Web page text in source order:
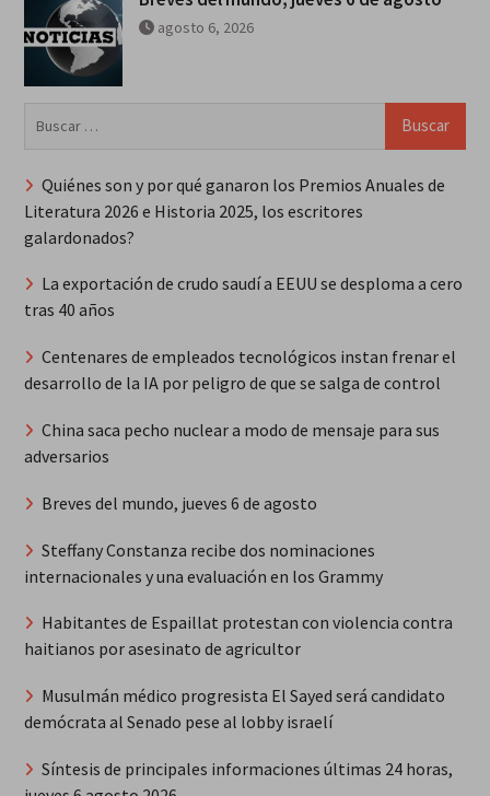
agosto 6, 2026
Quiénes son y por qué ganaron los Premios Anuales de
Literatura 2026 e Historia 2025, los escritores
galardonados?
La exportación de crudo saudí a EEUU se desploma a cero
tras 40 años
Centenares de empleados tecnológicos instan frenar el
desarrollo de la IA por peligro de que se salga de control
China saca pecho nuclear a modo de mensaje para sus
adversarios
Breves del mundo, jueves 6 de agosto
Steffany Constanza recibe dos nominaciones
internacionales y una evaluación en los Grammy
Habitantes de Espaillat protestan con violencia contra
haitianos por asesinato de agricultor
Musulmán médico progresista El Sayed será candidato
demócrata al Senado pese al lobby israelí
Síntesis de principales informaciones últimas 24 horas,